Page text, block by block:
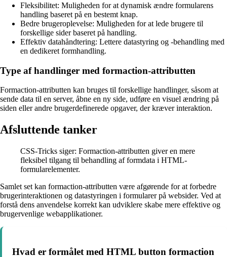
Fleksibilitet: Muligheden for at dynamisk ændre formularens
handling baseret på en bestemt knap.
Bedre brugeroplevelse: Muligheden for at lede brugere til
forskellige sider baseret på handling.
Effektiv datahåndtering: Lettere datastyring og -behandling med
en dedikeret formhandling.
Type af handlinger med formaction-attributten
Formaction-attributten kan bruges til forskellige handlinger, såsom at
sende data til en server, åbne en ny side, udføre en visuel ændring på
siden eller andre brugerdefinerede opgaver, der kræver interaktion.
Afsluttende tanker
CSS-Tricks siger: Formaction-attributten giver en mere
fleksibel tilgang til behandling af formdata i HTML-
formularelementer.
Samlet set kan formaction-attributten være afgørende for at forbedre
brugerinteraktionen og datastyringen i formularer på websider. Ved at
forstå dens anvendelse korrekt kan udviklere skabe mere effektive og
brugervenlige webapplikationer.
Hvad er formålet med HTML button formaction